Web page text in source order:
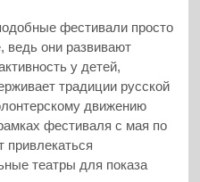
фестивали просто
ведь они развивают
у детей,
традиции русской
движению
фестиваля с мая по
привлекаться
театры для показа